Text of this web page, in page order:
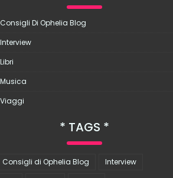
Consigli Di Ophelia Blog
Interview
Libri
Musica
Viaggi
TAGS
Consigli di Ophelia Blog
Interview